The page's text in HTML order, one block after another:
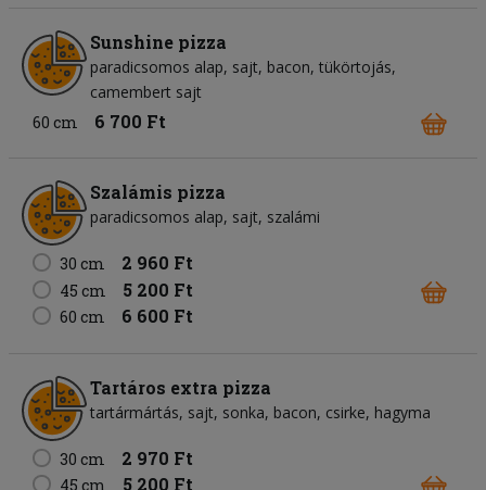
Sunshine pizza
paradicsomos alap sajt bacon tükörtojás
camembert sajt
60 cm
6 700 Ft
Szalámis pizza
paradicsomos alap sajt szalámi
30 cm 2 960 Ft
45 cm 5 200 Ft
60 cm 6 600 Ft
Tartáros extra pizza
tartármártás sajt sonka bacon csirke hagyma
30 cm 2 970 Ft
45 cm 5 200 Ft